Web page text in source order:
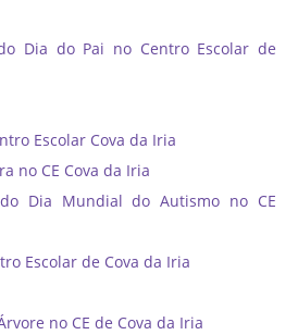
Dia do Pai no Centro Escolar de
Escolar Cova da Iria
no CE Cova da Iria
do Dia Mundial do Autismo no CE
Escolar de Cova da Iria
no CE de Cova da Iria